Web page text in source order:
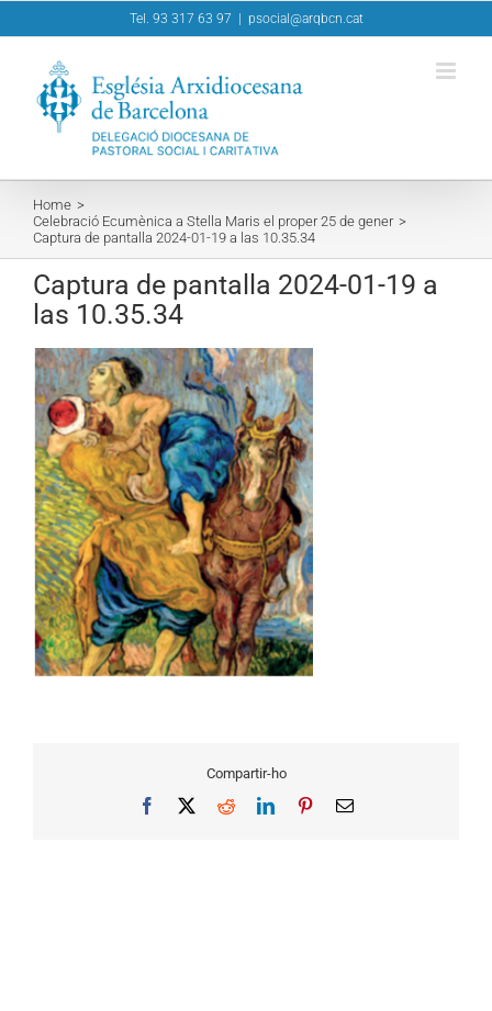
to
Tel. 93 317 63 97 psocial@arqbcn.cat
Home
Celebració Ecumènica a Stella Maris el proper 25 de gener
Captura de pantalla 2024-01-19 a las 10.35.34
Captura de pantalla 2024-01-19 a
las 10.35.34
Compartir-ho
Facebook RedditLinkedInPinterestEmail